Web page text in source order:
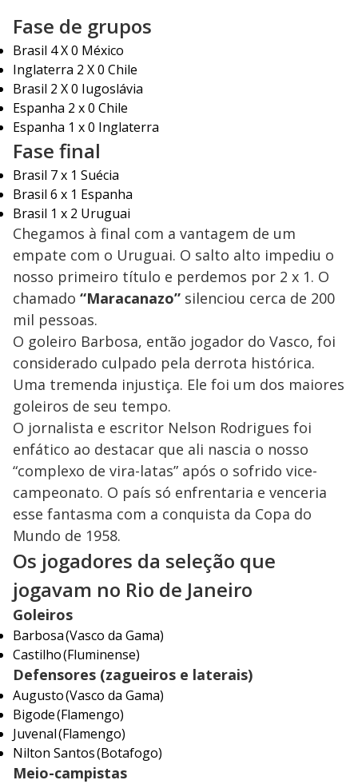
Fase de grupos
Brasil 4 X 0 México
Inglaterra 2 X 0 Chile
Brasil 2 X 0 Iugoslávia
Espanha 2 x 0 Chile
Espanha 1 x 0 Inglaterra
Fase final
Brasil 7 x 1 Suécia
Brasil 6 x 1 Espanha
Brasil 1 x 2 Uruguai
Chegamos à final com a vantagem de um
empate com o Uruguai. O salto alto impediu o
nosso primeiro título e perdemos por 2 x 1. O
chamado “Maracanazo” silenciou cerca de 200
mil pessoas.
O goleiro Barbosa, então jogador do Vasco, foi
considerado culpado pela derrota histórica.
Uma tremenda injustiça. Ele foi um dos maiores
goleiros de seu tempo.
O jornalista e escritor Nelson Rodrigues foi
enfático ao destacar que ali nascia o nosso
“complexo de vira-latas” após o sofrido vice-
campeonato. O país só enfrentaria e venceria
esse fantasma com a conquista da Copa do
Mundo de 1958.
Os jogadores da seleção que
jogavam no Rio de Janeiro
Goleiros
Barbosa (Vasco da Gama)
Castilho (Fluminense)
Defensores (zagueiros e laterais)
Augusto (Vasco da Gama)
Bigode (Flamengo)
Juvenal (Flamengo)
Nilton Santos (Botafogo)
Meio-campistas